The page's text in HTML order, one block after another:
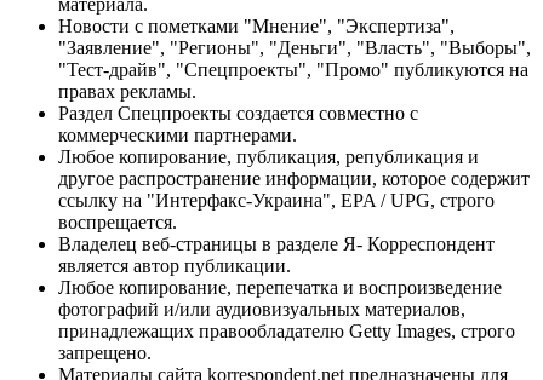
Новости с пометками "Мнение", "Экспертиза",
"Заявление", "Регионы", "Деньги", "Власть", "Выборы",
"Тест-драйв", "Спецпроекты", "Промо" публикуются на
правах рекламы.
Раздел Спецпроекты создается совместно с
коммерческими партнерами.
Любое копирование, публикация, републикация и
другое распространение информации, которое содержит
ссылку на "Интерфакс-Украина", EPA / UPG, строго
воспрещается.
Владелец веб-страницы в разделе Я- Корреспондент
является автор публикации.
Любое копирование, перепечатка и воспроизведение
фотографий и/или аудиовизуальных материалов,
принадлежащих правообладателю Getty Images, строго
запрещено.
Материалы сайта korrespondent.net предназначены для